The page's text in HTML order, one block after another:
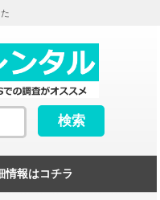
情報はコチラ